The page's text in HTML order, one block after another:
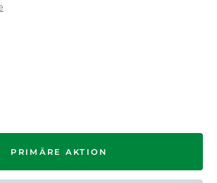
PRIMÄRE AKTION